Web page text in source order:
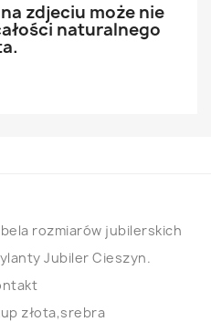
zdjeciu może nie
naturalnego
rozmiarów jubilerskich
Jubiler Cieszyn.
złota,srebra